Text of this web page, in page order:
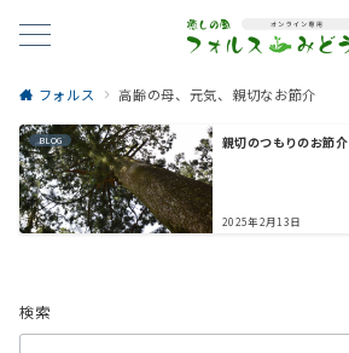
フォルス 高齢の母、元気、親切なお節介
BLOG 親切のつもりのお節介
2025年2月13日
検索